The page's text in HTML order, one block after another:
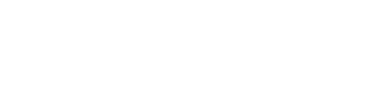
trezorem, minibarem, WiFi, telefonem, TV a balkonem. Další popis vybavení a
jsou pro vás k dispozici lehátka a slunečníky. U bazénu se nachází bar s nabídkou
anebo navštivte hotelové fitness centrum. Pobyt na pláži si můžete zpříjemnit